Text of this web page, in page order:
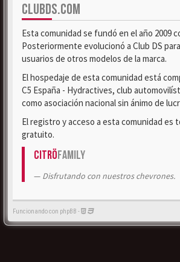
CLUBDS.COM
Esta comunidad se fundó en el año 2009
Posteriormente evolucionó a Club DS
usuarios de otros modelos de la marca.
El hospedaje de esta comunidad está
C5 España - Hydractives, club
como asociación nacional sin ánimo de
El registro y acceso a esta comunidad es
gratuito.
CitröFamily
Disfrutando con nuestros chevrones.
Funcionando con phpBB -